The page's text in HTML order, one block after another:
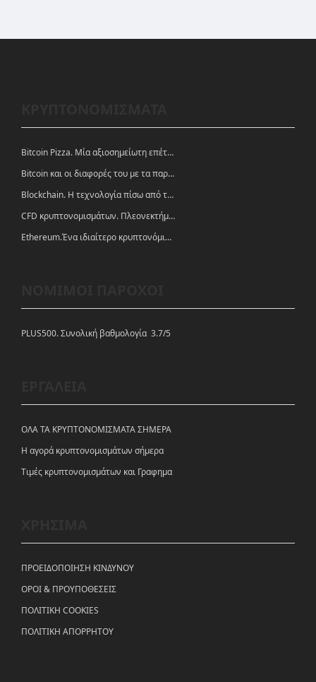
Bitcoin Pizza. Μία αξιοσημείωτη επέτειος.
Bitcoin και οι διαφορές του με τα παραδοσιακά νομίσματα
Blockchain. Η τεχνολογία πίσω από τα κρυπτονομίσματα
CFD κρυπτονομισμάτων. Πλεονεκτήματα και ευκαιρίες
Ethereum.Ένα ιδιαίτερο κρυπτονόμισμα-πλατφόρμα
PLUS500. Συνολική βαθμολογία 3.7/5
ΟΛΑ ΤΑ ΚΡΥΠΤΟΝΟΜΙΣΜΑΤΑ ΣΗΜΕΡΑ
Η αγορά κρυπτονομισμάτων σήμερα
Tιμές κρυπτονομισμάτων και Γραφημα
ΠΡΟΕΙΔΟΠΟΙΗΣΗ ΚΙΝΔΥΝΟΥ
ΟΡΟΙ & ΠΡΟΥΠΟΘΕΣΕΙΣ
ΠΟΛΙΤΙΚΗ COOKIES
ΠΟΛΙΤΙΚΗ ΑΠΟΡΡΗΤΟΥ